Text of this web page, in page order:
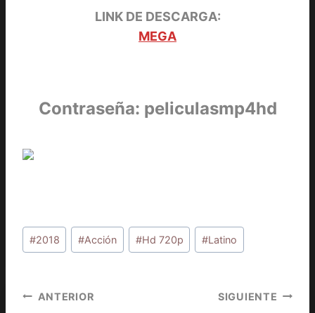
LINK DE DESCARGA:
MEGA
Contraseña: peliculasmp4hd
Etiquetas
de
entrada:
#2018 #Acción #Hd 720p #Latino
Navegación
ANTERIOR SIGUIENTE